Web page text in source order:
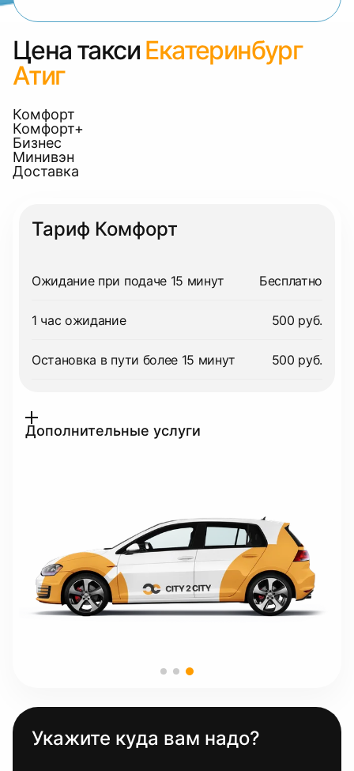
Цена такси Екатеринбург
Атиг
Комфорт
Комфорт+
Бизнес
Минивэн
Доставка
Тариф Комфорт
Ожидание при подаче 15 минут Бесплатно
1 час ожидание 500 руб.
Остановка в пути более 15 минут 500 руб.
Дополнительные услуги
Укажите куда вам надо?